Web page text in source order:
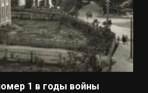
1 в годы войны